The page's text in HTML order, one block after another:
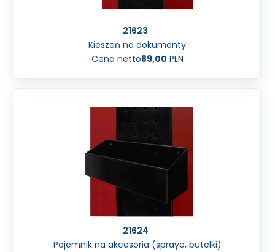
21623
Kieszeń na dokumenty
Cena netto89,00 PLN
21624
Pojemnik na akcesoria (spraye, butelki)